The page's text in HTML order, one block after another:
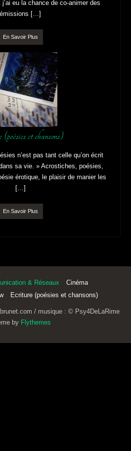
eu la chance de co-animer des
émissions […]
En Savoir Plus
et chansons)
n’est pas tant celle qu’on écrit
sa vie. » Acrostiches, poésies,
érotique, le plaisir de manier les
[…]
En Savoir Plus
& Réseaux
Cinéma
Ecriture (poésies et chansons)
/ musique : © Psy4DeLaRime
by Flythemes